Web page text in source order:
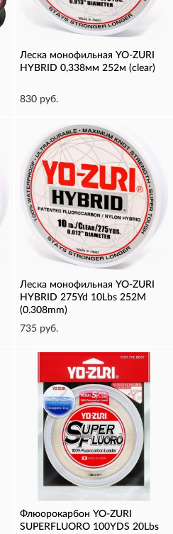
Леска монофильная YO-ZURI
HYBRID 0,338мм 252м (clear)
830 руб.
Леска монофильная YO-ZURI
HYBRID 275Yd 10Lbs 252M
(0.308mm)
735 руб.
Флюорокарбон YO-ZURI
SUPERFLUORO 100YDS 20Lbs